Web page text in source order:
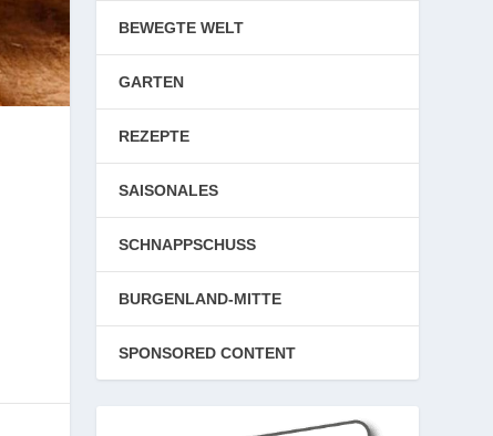
BEWEGTE WELT
GARTEN
REZEPTE
SAISONALES
SCHNAPPSCHUSS
BURGENLAND-MITTE
SPONSORED CONTENT